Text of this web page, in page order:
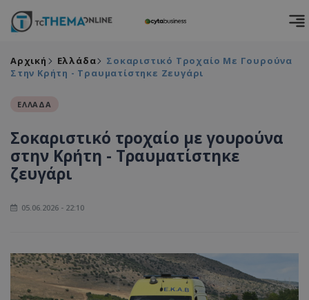
Αρχική Ελλάδα
Σοκαριστικό Τροχαίο Με Γουρούνα
Στην Κρήτη - Τραυματίστηκε Ζευγάρι
ΕΛΛΑΔΑ
Σοκαριστικό τροχαίο με γουρούνα
στην Κρήτη - Τραυματίστηκε
ζευγάρι
05.06.2026 - 22:10